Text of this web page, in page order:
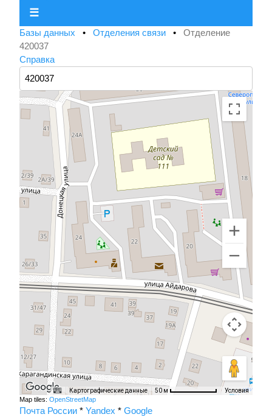
☰
Базы данных • Отделения связи • Отделение
420037
Справка
Картографические данные 50 м Условия
Map tiles: OpenStreetMap
Почта России * Yandex * Google